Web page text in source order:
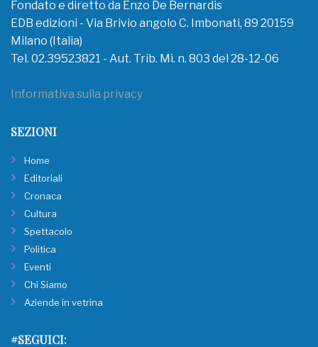
Fondato e diretto da Enzo De Bernardis
EDB edizioni - Via Brivio angolo C. Imbonati, 89 20159
Milano (Italia)
Tel. 02.39523821 - Aut. Trib. Mi. n. 803 del 28-12-06
Informativa sulla privacy
SEZIONI
Home
Editoriali
Cronaca
Cultura
Spettacolo
Politica
Eventi
Chi Siamo
Aziende in vetrina
#SEGUICI: